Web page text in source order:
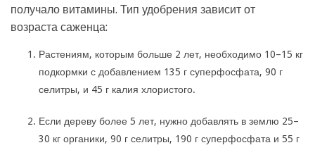
получало витамины. Тип удобрения зависит от
возраста саженца:
Растениям, которым больше 2 лет, необходимо 10–15 кг
подкормки с добавлением 135 г суперфосфата, 90 г
селитры, и 45 г калия хлористого.
Если дереву более 5 лет, нужно добавлять в землю 25–
30 кг органики, 90 г селитры, 190 г суперфосфата и 55 г